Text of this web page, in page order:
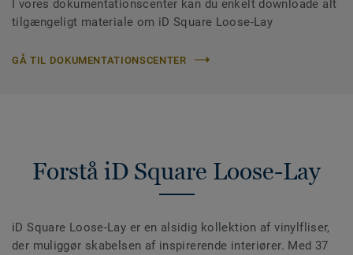
I vores dokumentationscenter kan du enkelt downloade alt
tilgængeligt materiale om iD Square Loose-Lay
GÅ TIL DOKUMENTATIONSCENTER
Forstå iD Square Loose-Lay
iD Square Loose-Lay er en alsidig kollektion af vinylfliser,
der muliggør skabelsen af inspirerende interiører. Med 37